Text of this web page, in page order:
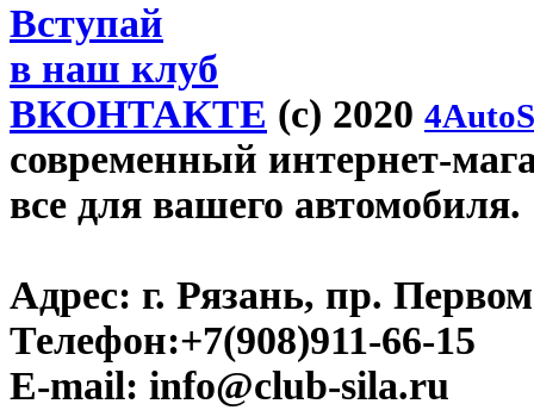
Вступай
в наш клуб
ВКОНТАКТЕ (c) 2020
современный интернет-
все для вашего автомобиля.
Адрес: г. Рязань, пр.
Телефон:+7(908)911-66-15
E-mail: info@club-sila.ru